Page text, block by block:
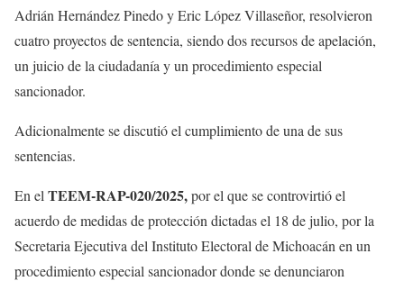
Adrián Hernández Pinedo y Eric López Villaseñor, resolvieron
cuatro proyectos de sentencia, siendo dos recursos de apelación,
un juicio de la ciudadanía y un procedimiento especial
sancionador.
Adicionalmente se discutió el cumplimiento de una de sus
sentencias.
En el TEEM-RAP-020/2025,por el que se controvirtió el
acuerdo de medidas de protección dictadas el 18 de julio, por la
Secretaria Ejecutiva del Instituto Electoral de Michoacán en un
procedimiento especial sancionador donde se denunciaron